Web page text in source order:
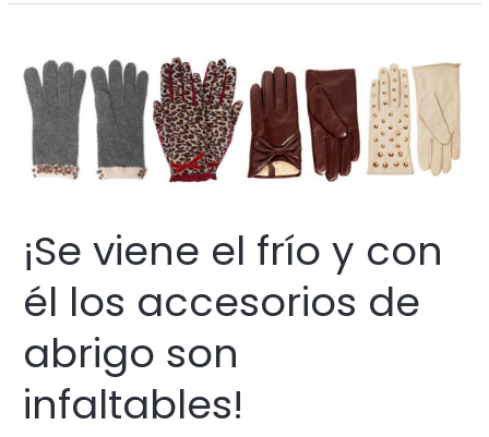
en
interior
de
tu
casa
puede
serie
de
beneficios
¡Se viene el frío y con
él los accesorios de
abrigo son
infaltables!